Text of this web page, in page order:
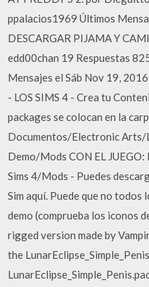
ppalacios1969 Últimos
DESCARGAR PIJAMA Y
edd00chan 19 Respuestas
Mensajes el Sáb Nov 19,
- LOS SIMS 4 - Crea tu
packages se colocan en la
Documentos/Electronic Arts/
Demo/Mods CON EL
Sims 4/Mods - Puedes
Sim aquí. Puede que no todos
demo (comprueba los iconos
rigged version made by
the